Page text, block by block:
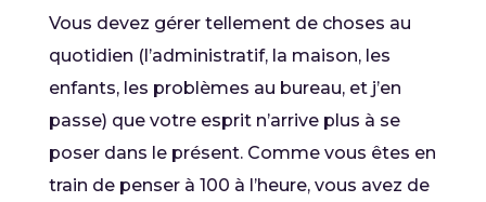
Vous devez gérer tellement de choses au
quotidien (l’administratif, la maison, les
enfants, les problèmes au bureau, et j’en
passe) que votre esprit n’arrive plus à se
poser dans le présent. Comme vous êtes en
train de penser à 100 à l’heure, vous avez de